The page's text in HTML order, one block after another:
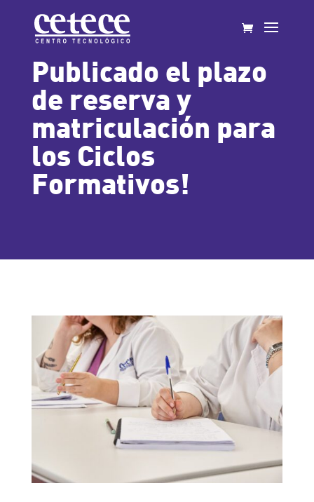
Publicado el plazo
de reserva y
matriculación para
los Ciclos
Formativos!